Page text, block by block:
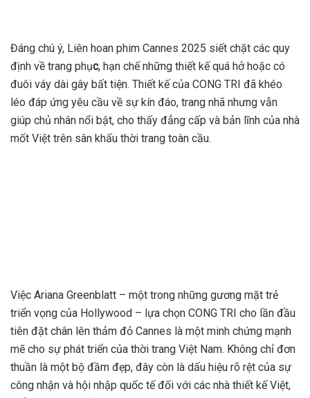
Đáng chú ý, Liên hoan phim Cannes 2025 siết chặt các quy
định về trang phục, hạn chế những thiết kế quá hở hoặc có
đuôi váy dài gây bất tiện. Thiết kế của CONG TRI đã khéo
léo đáp ứng yêu cầu về sự kín đáo, trang nhã nhưng vẫn
giúp chủ nhân nổi bật, cho thấy đẳng cấp và bản lĩnh của nhà
mốt Việt trên sân khấu thời trang toàn cầu.
Việc Ariana Greenblatt – một trong những gương mặt trẻ
triển vọng của Hollywood – lựa chọn CONG TRI cho lần đầu
tiên đặt chân lên thảm đỏ Cannes là một minh chứng mạnh
mẽ cho sự phát triển của thời trang Việt Nam. Không chỉ đơn
thuần là một bộ đầm đẹp, đây còn là dấu hiệu rõ rệt của sự
công nhận và hội nhập quốc tế đối với các nhà thiết kế Việt,